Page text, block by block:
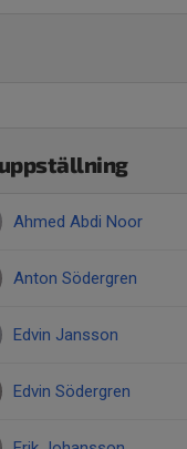
Ahmed Abdi Noor
Anton Södergren
Edvin Jansson
Edvin Södergren